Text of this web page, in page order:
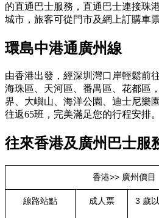
的直通巴士服務，直通巴士連接珠
城市，旅客可從門市及網上訂購車票
環島中港通廣州線
由香港出發，經深圳灣口岸輕鬆前
海珠區、天河區、番禺區、花都區
界、大嶼山、海洋公園、迪士尼樂
往返65班，完美滿足您的行程安排。
往來香港及廣州巴士服
香港>> 廣州價目
線路站點 成人票 3 歲